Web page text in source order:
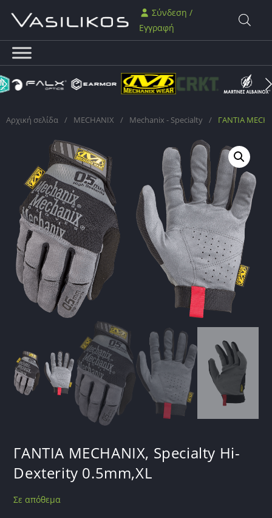
Σύνδεση /
Εγγραφή
Αρχική σελίδα / MECHANIX / Mechanix - Specialty / ΓΑΝΤΙΑ
ΓΑΝΤΙΑ MECHANIX, Specialty Hi-
Dexterity 0.5mm,XL
Σε απόθεμα